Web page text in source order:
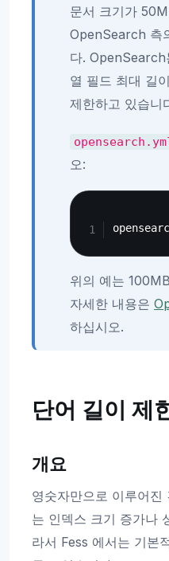
문서 크기가
OpenSearch 측
다.
열 필드 최대 길
제한하고 있습니
오:
위의 예는
자세한 내용은
하십시오.
단어 길이 제
개요
영숫자만으로 이루어진
는 인덱스 크기 증가나
라서 Fess 에서는 기본